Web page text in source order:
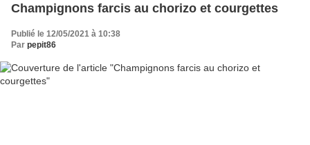
Champignons farcis au chorizo et courgettes
Publié le 12/05/2021 à 10:38
Par pepit86